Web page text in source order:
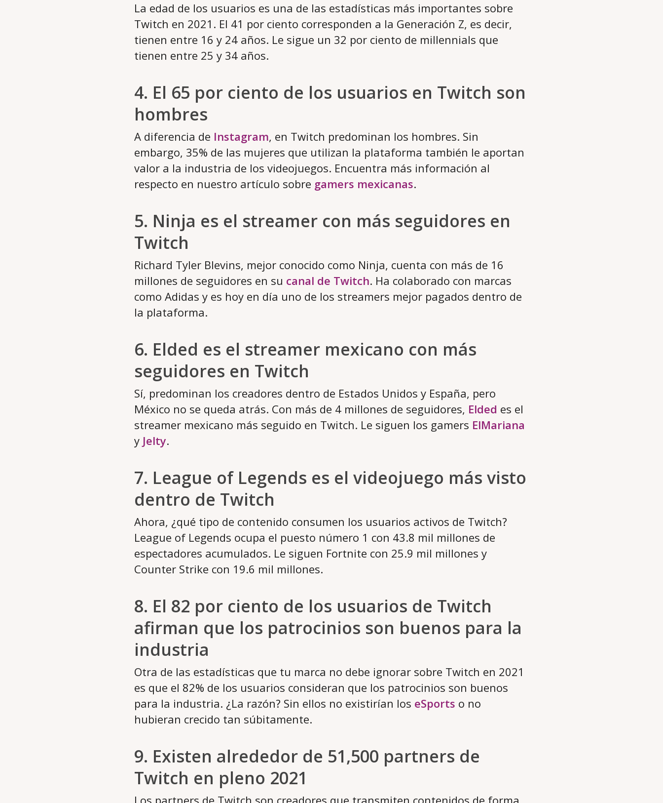
La edad de los usuarios es una de las estadísticas más importantes sobre
Twitch en 2021. El 41 por ciento corresponden a la Generación Z, es decir,
tienen entre 16 y 24 años. Le sigue un 32 por ciento de millennials que
tienen entre 25 y 34 años.
4. El 65 por ciento de los usuarios en Twitch son
hombres
A diferencia de Instagram, en Twitch predominan los hombres. Sin
embargo, 35% de las mujeres que utilizan la plataforma también le aportan
valor a la industria de los videojuegos. Encuentra más información al
respecto en nuestro artículo sobre gamers mexicanas.
5. Ninja es el streamer con más seguidores en
Twitch
Richard Tyler Blevins, mejor conocido como Ninja, cuenta con más de 16
millones de seguidores en su canal de Twitch. Ha colaborado con marcas
como Adidas y es hoy en día uno de los streamers mejor pagados dentro de
la plataforma.
6. Elded es el streamer mexicano con más
seguidores en Twitch
Sí, predominan los creadores dentro de Estados Unidos y España, pero
México no se queda atrás. Con más de 4 millones de seguidores, Elded es el
streamer mexicano más seguido en Twitch. Le siguen los gamers ElMariana
y Jelty.
7. League of Legends es el videojuego más visto
dentro de Twitch
Ahora, ¿qué tipo de contenido consumen los usuarios activos de Twitch?
League of Legends ocupa el puesto número 1 con 43.8 mil millones de
espectadores acumulados. Le siguen Fortnite con 25.9 mil millones y
Counter Strike con 19.6 mil millones.
8. El 82 por ciento de los usuarios de Twitch
afirman que los patrocinios son buenos para la
industria
Otra de las estadísticas que tu marca no debe ignorar sobre Twitch en 2021
es que el 82% de los usuarios consideran que los patrocinios son buenos
para la industria. ¿La razón? Sin ellos no existirían los eSports o no
hubieran crecido tan súbitamente.
9. Existen alrededor de 51,500 partners de
Twitch en pleno 2021